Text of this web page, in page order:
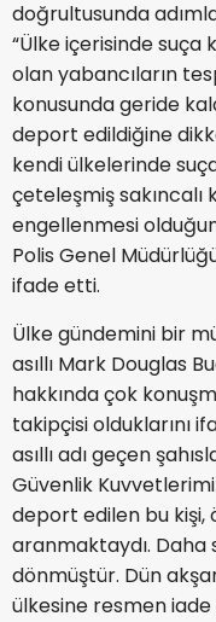
doğrultusunda
“Ülke içerisinde suça
olan yabancıların
konusunda geride
deport edildiğine
kendi ülkelerinde
çeteleşmiş sakıncalı
engellenmesi
Polis Genel
ifade etti.
Ülke gündemini bir
asıllı Mark Douglas
hakkında çok
takipçisi olduklarını
asıllı adı geçen
Güvenlik
deport edilen bu
aranmaktaydı. Daha
dönmüştür. Dün
ülkesine resmen iade